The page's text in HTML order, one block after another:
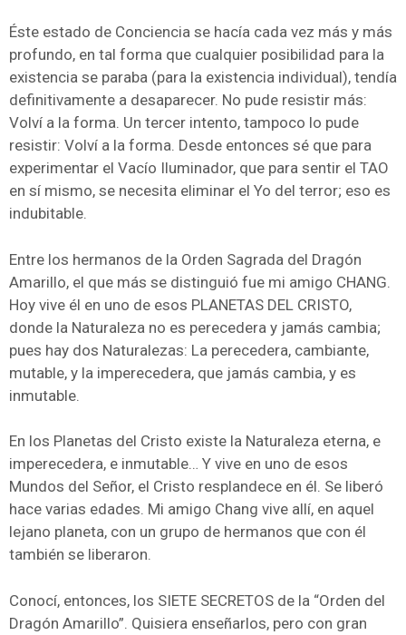
Éste estado de Conciencia se hacía cada vez más y más
profundo, en tal forma que cualquier posibilidad para la
existencia se paraba (para la existencia individual), tendía
definitivamente a desaparecer. No pude resistir más:
Volví a la forma. Un tercer intento, tampoco lo pude
resistir: Volví a la forma. Desde entonces sé que para
experimentar el Vacío Iluminador, que para sentir el TAO
en sí mismo, se necesita eliminar el Yo del terror; eso es
indubitable.
Entre los hermanos de la Orden Sagrada del Dragón
Amarillo, el que más se distinguió fue mi amigo CHANG.
Hoy vive él en uno de esos PLANETAS DEL CRISTO,
donde la Naturaleza no es perecedera y jamás cambia;
pues hay dos Naturalezas: La perecedera, cambiante,
mutable, y la imperecedera, que jamás cambia, y es
inmutable.
En los Planetas del Cristo existe la Naturaleza eterna, e
imperecedera, e inmutable… Y vive en uno de esos
Mundos del Señor, el Cristo resplandece en él. Se liberó
hace varias edades. Mi amigo Chang vive allí, en aquel
lejano planeta, con un grupo de hermanos que con él
también se liberaron.
Conocí, entonces, los SIETE SECRETOS de la “Orden del
Dragón Amarillo”. Quisiera enseñarlos, pero con gran